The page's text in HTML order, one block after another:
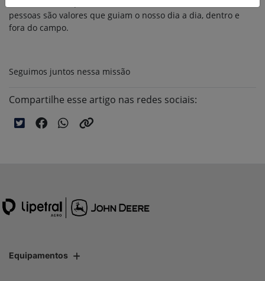
pessoas são valores que guiam o nosso dia a dia, dentro e
fora do campo.
Seguimos juntos nessa missão
Compartilhe esse artigo nas redes sociais:
Equipamentos